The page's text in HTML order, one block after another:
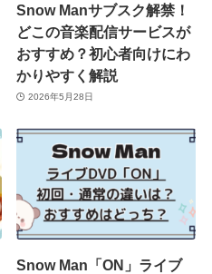
Snow Manサブスク解禁！
どこの音楽配信サービスが
おすすめ？初心者向けにわ
かりやすく解説
2026年5月28日
Snow Man「ON」ライブ